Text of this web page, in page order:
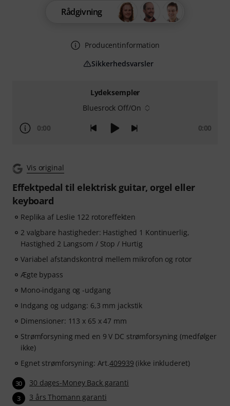
Lydeksempler
Bluesrock Off/On
0:00 0:00
Vis original
Effektpedal til elektrisk guitar, orgel eller
keyboard
Replika af Leslie 122 rotoreffekten
2 valgbare hastigheder: Hastighed 1 Kontinuerlig,
Hastighed 2 Langsom / Stop / Hurtig
Variabel afstandskontrol mellem mikrofon og rotor
Ægte bypass
Mono-indgang og -udgang
Indgang og udgang: 6,3 mm jackstik
Dimensioner: 113 x 65 x 47 mm
Strømforsyning med en 9 V DC strømforsyning (medfølger
ikke)
Egnet strømforsyning: Art.409939 (ikke inkluderet)
30 30 dages-Money Back garanti
3 3 års Thomann garanti
Rådgivning
Producentinformation
Sikkerhedsvarsler